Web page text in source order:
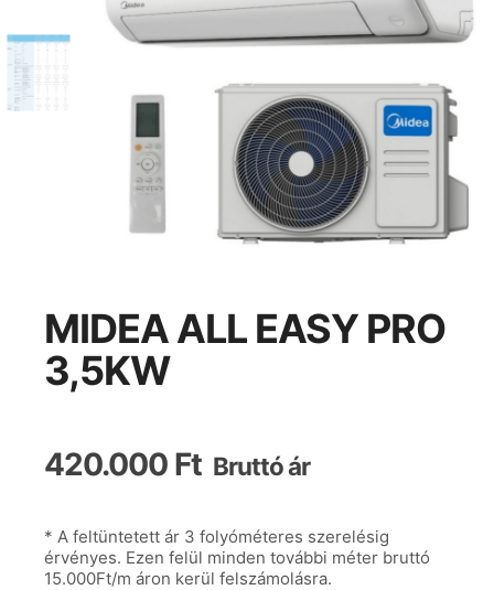
MIDEA ALL EASY PRO
3,5KW
420.000 Ft Bruttó ár
* A feltüntetett ár 3 folyóméteres szerelésig
érvényes. Ezen felül minden további méter bruttó
15.000Ft/m áron kerül felszámolásra.